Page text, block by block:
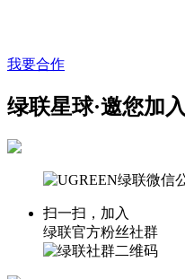
我要合作
绿联星球·邀您加入
扫一扫，加入
绿联官方粉丝社群